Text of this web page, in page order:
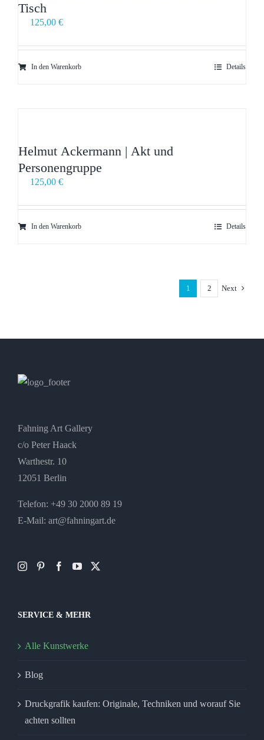
Tisch
125,00 €
In den Warenkorb Details
Helmut Ackermann | Akt und
Personengruppe
125,00 €
In den Warenkorb Details
1 2 Next
Fahning Art Gallery
c/o Peter Haack
Warthestr. 10
12051 Berlin
Telefon: +49 30 2000 89 19
E-Mail: art@fahningart.de
SERVICE & MEHR
Alle Kunstwerke
Blog
Druckgrafik kaufen: Originale, Techniken und worauf Sie
achten sollten